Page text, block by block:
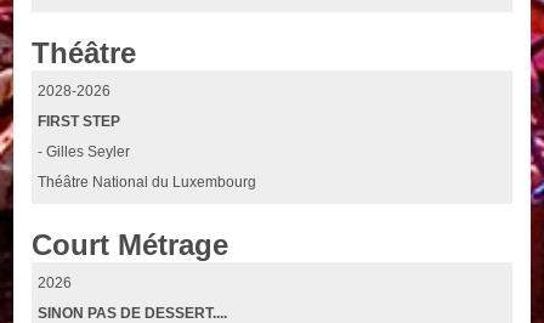
Théâtre
2028-2026
FIRST STEP
- Gilles Seyler
Théâtre National du Luxembourg
Court Métrage
2026
SINON PAS DE DESSERT....